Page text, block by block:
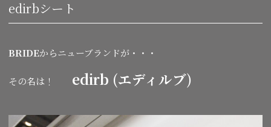
edirbシート
BRIDEからニューブランドが・・・
その名は！ edirb (エディルブ)